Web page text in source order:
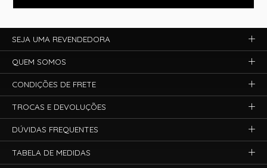
SEJA UMA REVENDEDORA
QUEM SOMOS
CONDIÇÕES DE FRETE
TROCAS E DEVOLUÇÕES
DÚVIDAS FREQUENTES
TABELA DE MEDIDAS